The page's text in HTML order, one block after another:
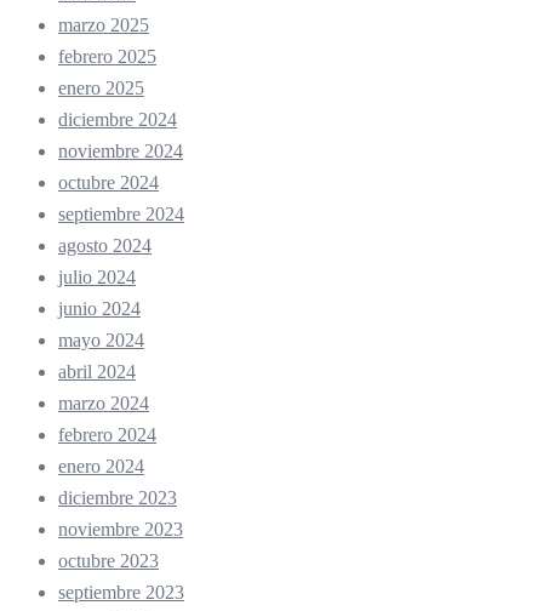
marzo 2025
febrero 2025
enero 2025
diciembre 2024
noviembre 2024
octubre 2024
septiembre 2024
agosto 2024
julio 2024
junio 2024
mayo 2024
abril 2024
marzo 2024
febrero 2024
enero 2024
diciembre 2023
noviembre 2023
octubre 2023
septiembre 2023